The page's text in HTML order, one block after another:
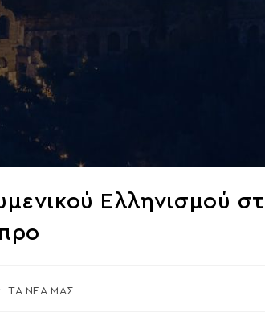
Ελληνισμού
ΤΑ ΝΕΑ ΜΑΣ